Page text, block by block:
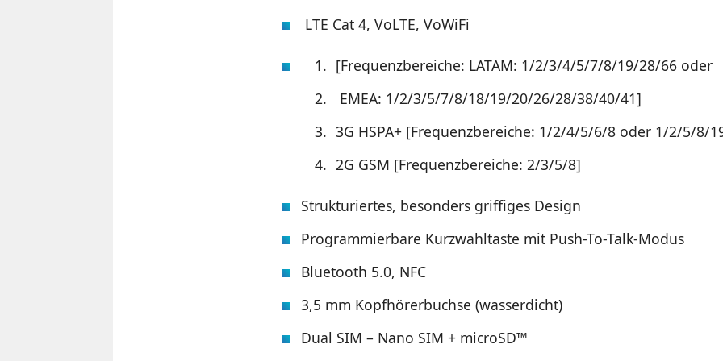
LTE Cat 4, VoLTE, VoWiFi
[Frequenzbereiche: LATAM: 1/2/3/4/5/7/8/19/28/66 oder
EMEA: 1/2/3/5/7/8/18/19/20/26/28/38/40/41]
3G HSPA+ [Frequenzbereiche: 1/2/4/5/6/8 oder 1/2/5/8/
2G GSM [Frequenzbereiche: 2/3/5/8]
Strukturiertes, besonders griffiges Design
Programmierbare Kurzwahltaste mit Push-To-Talk-Modus
Bluetooth 5.0, NFC
3,5 mm Kopfhörerbuchse (wasserdicht)
Dual SIM – Nano SIM + microSD™